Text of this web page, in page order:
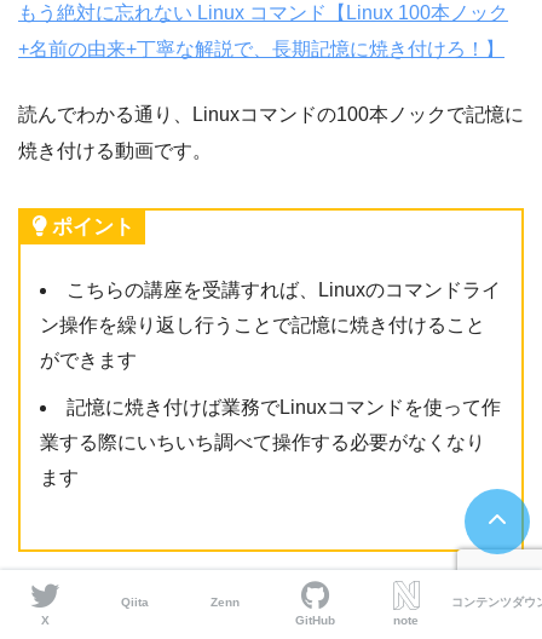
もう絶対に忘れない Linux コマンド【Linux 100本ノック
+名前の由来+丁寧な解説で、長期記憶に焼き付けろ！】
読んでわかる通り、Linuxコマンドの100本ノックで記憶に
焼き付ける動画です。
ポイント
こちらの講座を受講すれば、Linuxのコマンドライ
ン操作を繰り返し行うことで記憶に焼き付けること
ができます
記憶に焼き付けば業務でLinuxコマンドを使って作
業する際にいちいち調べて操作する必要がなくなり
ます
Linuxの概要とオススメの教材についてご紹介させていた
X
Qiita
Zenn
GitHub
note
コンテンツダウ